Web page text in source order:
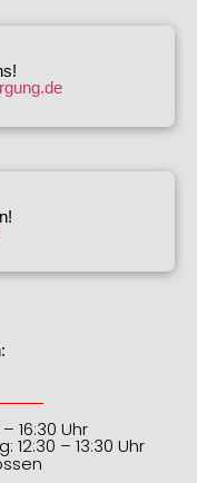
16:30 Uhr
– 13:30 Uhr